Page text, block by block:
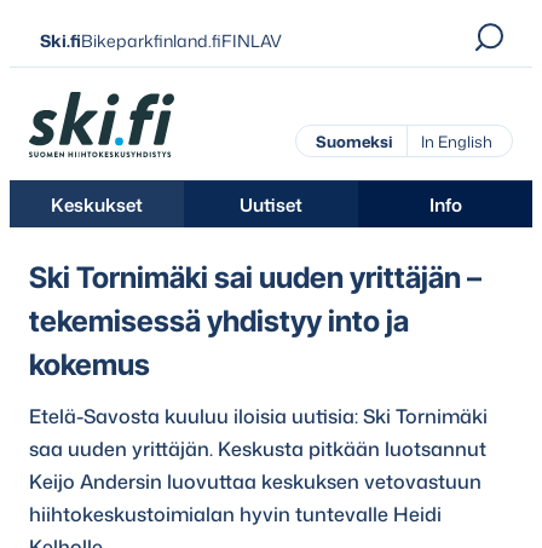
Siirry
suoraan
sisältöön
Ski.fiBikeparkfinland.fiFINLAV
Ski.fi
Suomeksi In English
Keskukset Uutiset Info
Ski Tornimäki sai uuden yrittäjän –
tekemisessä yhdistyy into ja
kokemus
Etelä-Savosta kuuluu iloisia uutisia: Ski Tornimäki
saa uuden yrittäjän. Keskusta pitkään luotsannut
Keijo Andersin luovuttaa keskuksen vetovastuun
hiihtokeskustoimialan hyvin tuntevalle Heidi